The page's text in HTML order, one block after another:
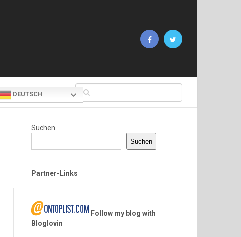
DEUTSCH
Suchen
Suchen
Partner-Links
Follow my blog with
Bloglovin